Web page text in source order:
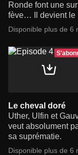
Ronde font une
fève… Il devient le
Disponible plus de 6
Le cheval doré
Uther, Ulfin et
veut absolument
sa suprématie.
Disponible plus de 6